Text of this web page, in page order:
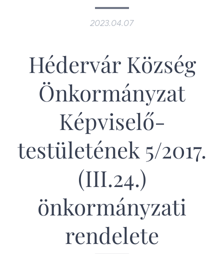
2023.04.07
Hédervár Község
Önkormányzat
Képviselő-
testületének 5/2017.
(III.24.)
önkormányzati
rendelete